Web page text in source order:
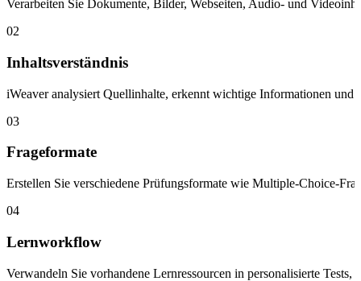
Verarbeiten Sie Dokumente, Bilder, Webseiten, Audio- und
02
Inhaltsverständnis
iWeaver analysiert Quellinhalte, erkennt wichtige Informationen und
03
Frageformate
Erstellen Sie verschiedene Prüfungsformate wie Multiple-Choice-
04
Lernworkflow
Verwandeln Sie vorhandene Lernressourcen in personalisierte